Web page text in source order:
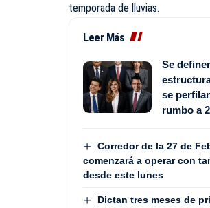
temporada de lluvias.
Leer Más
Se
se
rumbo a
Corredor de la 27 de
comenzará a operar con
desde este lunes
Dictan tres meses de